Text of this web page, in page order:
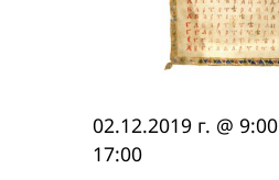
02.12.2019 г. @ 9:00
17:00